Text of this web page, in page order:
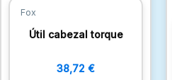
Fox
Útil cabezal torque
38,72 €